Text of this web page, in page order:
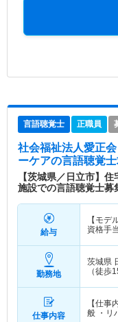
言語聴覚士 正職員
社会福祉法人愛正
ーケアの言語聴覚
【茨城県／日立市】
施設での言語聴覚士募
給与
【モデ
資格手
勤務地
茨城県
（徒歩
仕事内容
【仕事
般 ・リ